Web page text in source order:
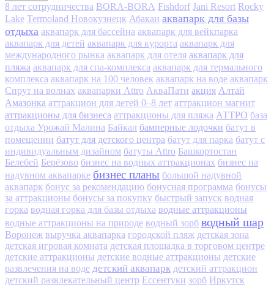
8 лет сотрудничества BORA-BORA Fishdorf Jani Resort Rocky
Lake Termoland Новокузнецк Абакан аквапарк для базы
отдыха аквапарк для бассейна аквапарк для вейкпарка
аквапарк для детей аквапарк для курорта аквапарк для
международного рынка аквапарк для отеля аквапарк для
пляжа аквапарк для спа-комплекса аквапарк для термального
комплекса аквапарк на 100 человек аквапарк на воде аквапарк
Спрут на волнах аквапарки Attro АкваПати акция Алтай
Амазонка аттракцион для детей 0–8 лет аттракцион магнит
аттракционы для бизнеса аттракционы для пляжа АТТРО база
отдыха Урожай Малина Байкал бамперные лодочки батут в
помещении батут для детского центра батут для парка батут с
индивидуальным дизайном батуты Attro Башкортостан
Белебей Берёзово бизнес на водных аттракционах бизнес на
надувном аквапарке бизнес планы большой надувной
аквапарк бонус за рекомендацию бонусная программа бонусы
за аттракционы бонусы за покупку быстрый запуск водная
горка водная горка для базы отдыха водные аттракционы
водные аттракционы на природе водный зорб водный шар
Воронеж выручка аквапарка городской пляж детская зона
детская игровая комната детская площадка в торговом центре
детские аттракционы детские водные аттракционы детские
развлечения на воде детский аквапарк детский аттракцион
детский развлекательный центр Ессентуки зорб Иркутск